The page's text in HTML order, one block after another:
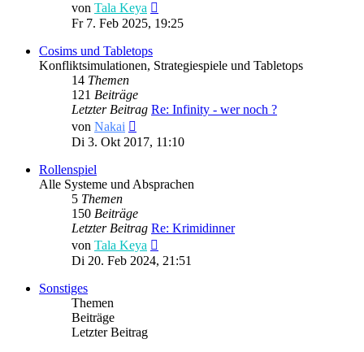
von Tala Keya
Beitrag
Fr 7. Feb 2025, 19:25
Cosims und Tabletops
Konfliktsimulationen, Strategiespiele und Tabletops
14 Themen
121 Beiträge
Letzter Beitrag Re: Infinity - wer noch ?
von Nakai
Beitrag
Di 3. Okt 2017, 11:10
Rollenspiel
Alle Systeme und Absprachen
5 Themen
150 Beiträge
Letzter Beitrag Re: Krimidinner
von Tala Keya
Beitrag
Di 20. Feb 2024, 21:51
Sonstiges
Themen
Beiträge
Letzter Beitrag